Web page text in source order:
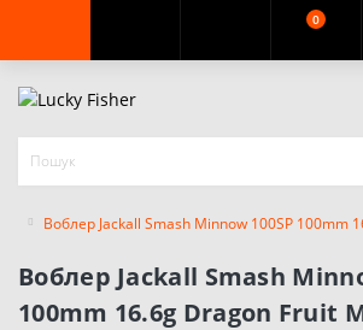
0
Воблер Jackall Smash Minnow 100SP 100mm
Воблер Jackall Smash
100mm 16.6g Dragon Fruit